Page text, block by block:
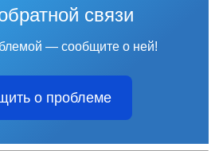
связи
— сообщите о ней!
о проблеме